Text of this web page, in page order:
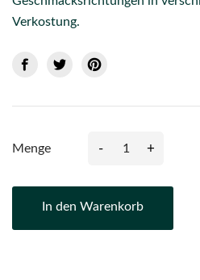
Verkostung.
Menge - +
In den Warenkorb